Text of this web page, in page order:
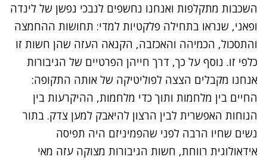
השכבות מתקלפות ואנחנו נחשפים לנבכי נפשן של לינדה
ופאני, שנראו בתחילה פלקטיות למדי: תחושות ההחמצה
והתסכול, הכמיהה והאכזבה, הקנאה העזה שהן חשות זו
כלפי זו. נוסף על כך, דרך חייהן הפרטיים של הגיבורות
אנחנו מקבלים הצצה לפוליטיקה של אותה התקופה:
החיים בין מלחמות ותוך כדי מלחמות, ההיקרעות בין
הנוחות האפשרית לבין הרצון להיאבק למען צדק. בתור
נשים שחיו הרבה לפני שהפמיניזם היה תפיסה
אידאולוגית רווחת, חשות הגיבורות מצוקה עזה מאי